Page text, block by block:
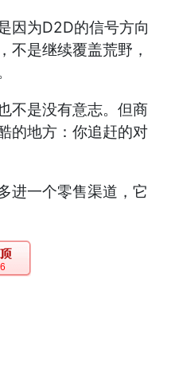
因为D2D的信号方向
是继续覆盖荒野，
不是没有意志。但商
的地方：你追赶的对
进一个零售渠道，它